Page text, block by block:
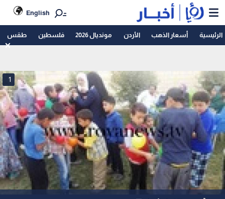
English
الرئيسية أسعار الذهب الأردن مونديال 2026 فلسطين طقس
1